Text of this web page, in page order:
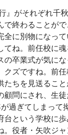
』がそれぞれ千
終わることがで
に別物になっ
てね。前任校に
卒業式が気に
ズですね。前
ちを見送るこ
問にされ、生
過ぎてしまって
という学校に
役者・矢吹ジ